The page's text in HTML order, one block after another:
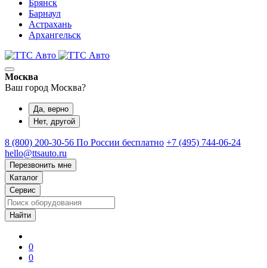
Брянск
Барнаул
Астрахань
Архангельск
Москва
Ваш город Москва?
Да, верно
Нет, другой
8 (800) 200-30-56 По России бесплатно +7 (495) 744-06-24
hello@ttsauto.ru
Перезвонить мне
Каталог
Сервис
0
0